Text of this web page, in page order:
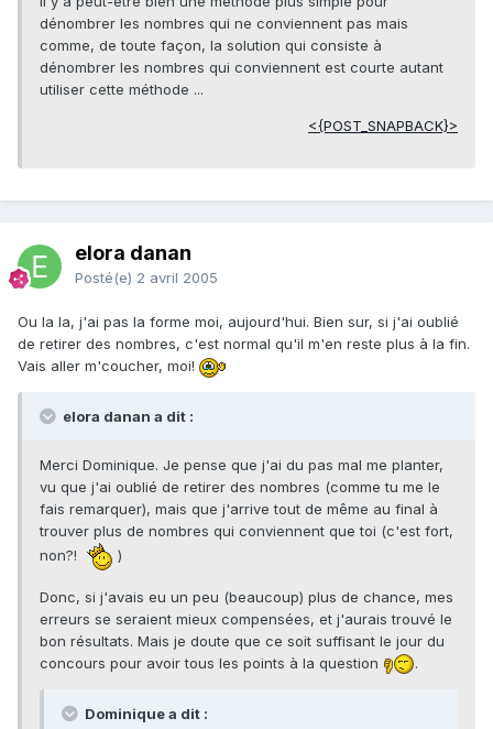
dénombrer les nombres qui ne conviennent pas mais
comme, de toute façon, la solution qui consiste à
dénombrer les nombres qui conviennent est courte autant
utiliser cette méthode ...
<{POST_SNAPBACK}>
elora danan
Posté(e) 2 avril 2005
Ou la la, j'ai pas la forme moi, aujourd'hui. Bien sur, si j'ai oublié
de retirer des nombres, c'est normal qu'il m'en reste plus à la fin.
Vais aller m'coucher, moi!
elora danan a dit :
Merci Dominique. Je pense que j'ai du pas mal me planter,
vu que j'ai oublié de retirer des nombres (comme tu me le
fais remarquer), mais que j'arrive tout de même au final à
trouver plus de nombres qui conviennent que toi (c'est fort,
non?!
)
Donc, si j'avais eu un peu (beaucoup) plus de chance, mes
erreurs se seraient mieux compensées, et j'aurais trouvé le
bon résultats. Mais je doute que ce soit suffisant le jour du
concours pour avoir tous les points à la question
.
Dominique a dit :